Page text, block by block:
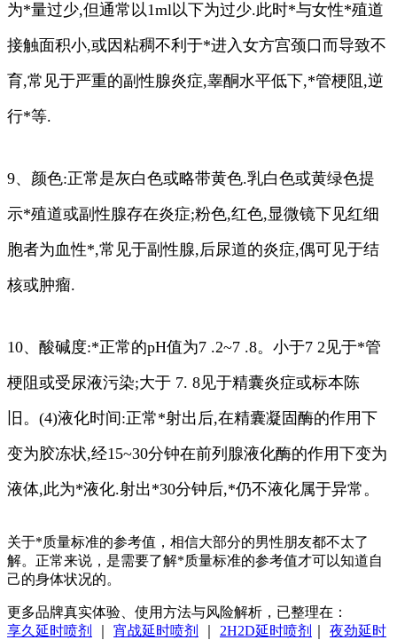
为*量过少,但通常以1ml以下为过少.此时*与女性*殖道
接触面积小,或因粘稠不利于*进入女方宫颈口而导致不
育,常见于严重的副性腺炎症,睾酮水平低下,*管梗阻,逆
行*等.
9、颜色:正常是灰白色或略带黄色.乳白色或黄绿色提
示*殖道或副性腺存在炎症;粉色,红色,显微镜下见红细
胞者为血性*,常见于副性腺,后尿道的炎症,偶可见于结
核或肿瘤.
10、酸碱度:*正常的pH值为7 .2~7 .8。小于7 2见于*管
梗阻或受尿液污染;大于 7. 8见于精囊炎症或标本陈
旧。(4)液化时间:正常*射出后,在精囊凝固酶的作用下
变为胶冻状,经15~30分钟在前列腺液化酶的作用下变为
液体,此为*液化.射出*30分钟后,*仍不液化属于异常。
关于*质量标准的参考值，相信大部分的男性朋友都不太了
解。正常来说，是需要了解*质量标准的参考值才可以知道自
己的身体状况的。
更多品牌真实体验、使用方法与风险解析，已整理在：
享久延时喷剂
宵战延时喷剂 2H2D延时喷剂
夜劲延时